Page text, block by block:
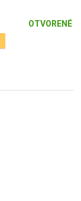
OTVORENÉ